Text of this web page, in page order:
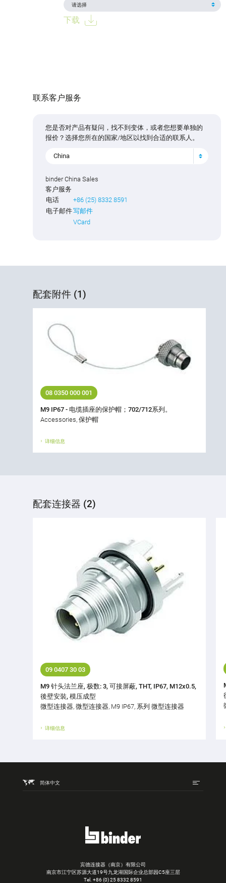
下载
联系客户服务
您是否对产品有疑问，找不到变体，或者您想要单独的
报价？选择您所在的国家/地区以找到合适的联系人。
China
binder China Sales
客户服务
电话
+86 (25) 8332 8591
电子邮件写邮件
VCard
配套附件 (1)
08 0350 000 001
M9 IP67 - 电缆插座的保护帽；702/712系列。
Accessories, 保护帽
详细信息
配套连接器 (2)
09 0407 30 03
M9 针头法兰座, 极数: 3, 可接屏蔽, THT, IP67, M12x0.5,
後壁安裝, 模压成型
微型连接器, 微型连接器, M9 IP67, 系列 微型连接器
详细信息
简体中文
宾德连接器（南京）有限公司
南京市江宁区苏源大道19号九龙湖国际企业总部园C5座三层
Tel. +86 (0) 25 8332 8591